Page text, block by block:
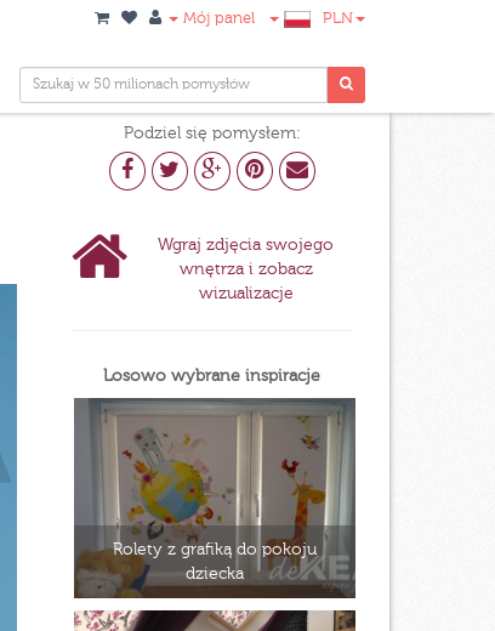
Mój panel PLN
Podziel się pomysłem:
Wgraj zdjęcia swojego
wnętrza i zobacz
wizualizacje
Losowo wybrane inspiracje
Rolety z grafiką do pokoju
dziecka